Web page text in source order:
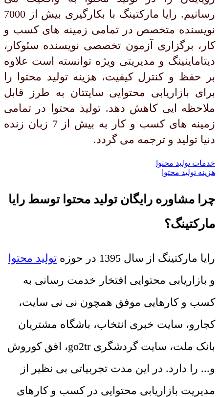
رسانیم. رایا مارکتینگ با بکارگیری بیش از 7000
نویسنده متخصص در تمامی زمینه های کسب و
کار، برگزاری آزمون تخصصی نویسنده سئوکار،
دیتاماینینگ و مدیریتی ویژه توانسته است علاوه
بر حفظ و کنترل کیفیت، هزینه تولید محتوا را
برای بازاریابی محتوایی سایتتان به طرز قابل
ملاحظه ایی کاهش دهد. تولید محتوا در تمامی
زمینه های کسب و کار به بیش از 7 زبان زنده
دنیا تولید و ترجمه می گردد.
خدمات تولید محتوا
هزینه تولید محتوا
چرا مشاوره رایگان تولید محتوا توسط رایا
مارکتینگ؟
رایا مارکتینگ از سال 1395 در حوزه
تولید محتوا
و بازاریابی محتوایی افتخار خدمت رسانی به
کسب و کارهایی موفق همچون نی نی سایت،
کجارو، سایت خبری انتخاب، باشگاه مشتریان
بانک ملت، سایت گردشگری go2tr، افق کوروش
و... را دارد. در این مدت تجربیاتی بی نظیر از
مدیریت بازاریابی محتوایی در کسب و کارهای